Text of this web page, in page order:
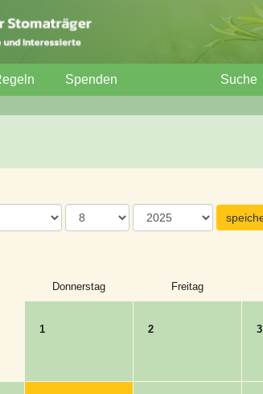
Spenden Suche
Donnerstag Freitag
1 2 3